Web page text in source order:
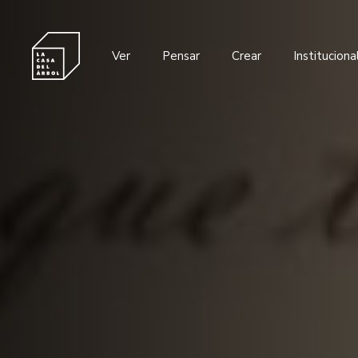
Ver Pensar Crear